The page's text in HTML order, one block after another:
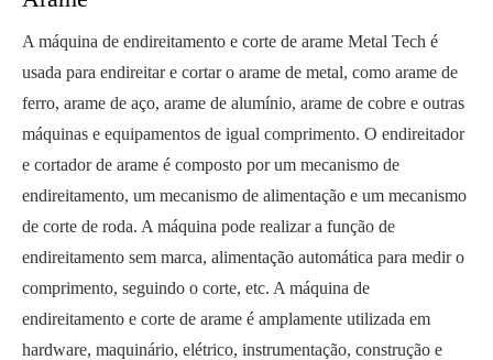
A máquina de endireitamento e corte de arame Metal Tech é
usada para endireitar e cortar o arame de metal, como arame de
ferro, arame de aço, arame de alumínio, arame de cobre e outras
máquinas e equipamentos de igual comprimento. O endireitador
e cortador de arame é composto por um mecanismo de
endireitamento, um mecanismo de alimentação e um mecanismo
de corte de roda. A máquina pode realizar a função de
endireitamento sem marca, alimentação automática para medir o
comprimento, seguindo o corte, etc. A máquina de
endireitamento e corte de arame é amplamente utilizada em
hardware, maquinário, elétrico, instrumentação, construção e